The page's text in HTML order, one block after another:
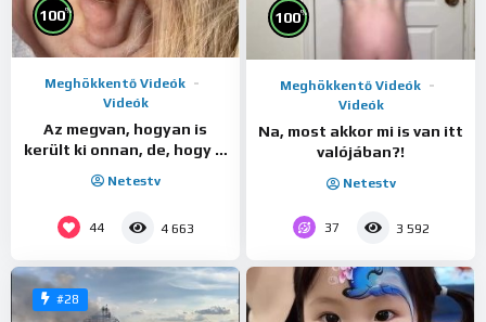
100%
Meghökkentő Videók
Videók
Az megvan, hogyan is
került ki onnan, de, hogy is
Netestv
44 4 663
100%
Meghökkentő Videók
Videók
Na, most akkor mi is van itt
valójában?!
Netestv
37 3 592
#28